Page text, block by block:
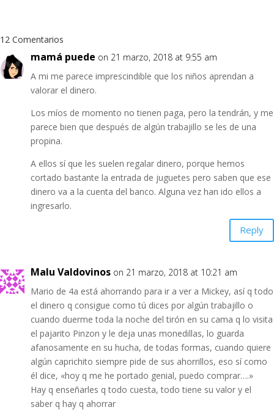
12 Comentarios
mamá puede on 21 marzo, 2018 at 9:55 am
A mi me parece imprescindible que los niños aprendan a
valorar el dinero.
Los míos de momento no tienen paga, pero la tendrán, y me
parece bien que después de algún trabajillo se les de una
propina.
A ellos sí que les suelen regalar dinero, porque hemos
cortado bastante la entrada de juguetes pero saben que ese
dinero va a la cuenta del banco. Alguna vez han ido ellos a
ingresarlo.
Reply
Malu Valdovinos on 21 marzo, 2018 at 10:21 am
Mario de 4a está ahorrando para ir a ver a Mickey, así q todo
el dinero q consigue como tú dices por algún trabajillo o
cuando duerme toda la noche del tirón en su cama q lo visita
el pajarito Pinzon y le deja unas monedillas, lo guarda
afanosamente en su hucha, de todas formas, cuando quiere
algún caprichito siempre pide de sus ahorrillos, eso sí como
él dice, «hoy q me he portado genial, puedo comprar….»
Hay q enseñarles q todo cuesta, todo tiene su valor y el
saber q hay q ahorrar